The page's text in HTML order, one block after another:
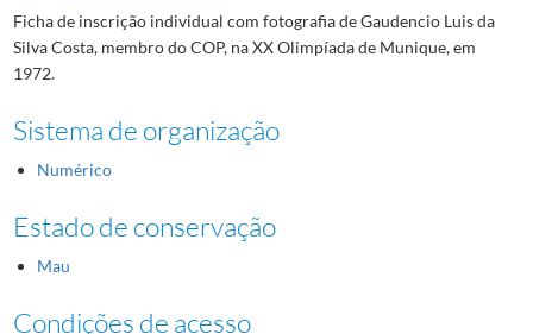
Ficha de inscrição individual com fotografia de Gaudencio Luis da
Silva Costa, membro do COP, na XX Olimpíada de Munique, em
1972.
Sistema de organização
Numérico
Estado de conservação
Mau
Condições de acesso